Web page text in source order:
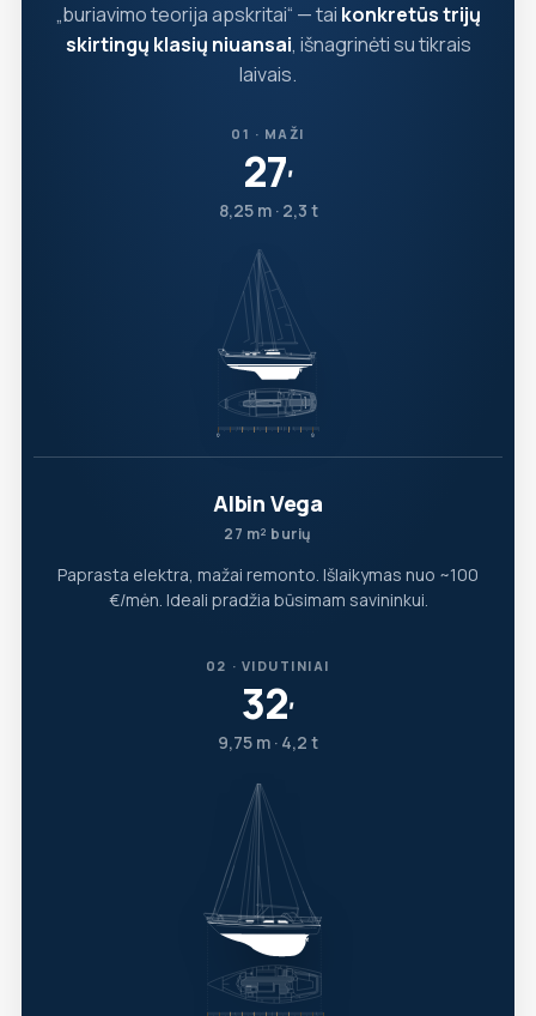
„buriavimo teorija apskritai“ — tai konkretūs trijų
skirtingų klasių niuansai, išnagrinėti su tikrais
laivais.
01 · MAŽI
27′
8,25 m · 2,3 t
Albin Vega
27 m² burių
Paprasta elektra, mažai remonto. Išlaikymas nuo ~100
€/mėn. Ideali pradžia būsimam savininkui.
02 · VIDUTINIAI
32′
9,75 m · 4,2 t